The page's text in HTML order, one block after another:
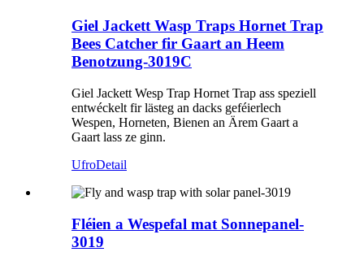
Giel Jackett Wasp Traps Hornet Trap
Bees Catcher fir Gaart an Heem
Benotzung-3019C
Giel Jackett Wesp Trap Hornet Trap ass speziell
entwéckelt fir lästeg an dacks geféierlech
Wespen, Horneten, Bienen an Ärem Gaart a
Gaart lass ze ginn.
UfroDetail
Fléien a Wespefal mat Sonnepanel-
3019